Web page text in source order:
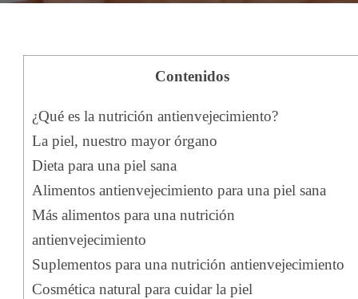
Contenidos
¿Qué es la nutrición antienvejecimiento?
La piel, nuestro mayor órgano
Dieta para una piel sana
Alimentos antienvejecimiento para una piel sana
Más alimentos para una nutrición
antienvejecimiento
Suplementos para una nutrición antienvejecimiento
Cosmética natural para cuidar la piel